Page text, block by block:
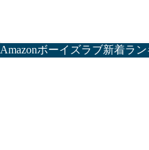
Amazonボーイズラブ新着ラン